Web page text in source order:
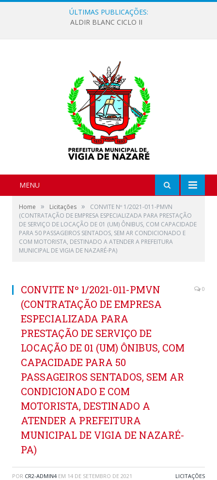
ÚLTIMAS PUBLICAÇÕES:
ALDIR BLANC CICLO II
MENU
Home » Licitações »
CONVITE Nº 1/2021-011-PMVN
(CONTRATAÇÃO DE EMPRESA ESPECIALIZADA PARA PRESTAÇÃO
DE SERVIÇO DE LOCAÇÃO DE 01 (UM) ÔNIBUS, COM CAPACIDADE
PARA 50 PASSAGEIROS SENTADOS, SEM AR CONDICIONADO E
COM MOTORISTA, DESTINADO A ATENDER A PREFEITURA
MUNICIPAL DE VIGIA DE NAZARÉ-PA)
CONVITE Nº 1/2021-011-PMVN
(CONTRATAÇÃO DE EMPRESA
ESPECIALIZADA PARA
PRESTAÇÃO DE SERVIÇO DE
LOCAÇÃO DE 01 (UM) ÔNIBUS, COM
CAPACIDADE PARA 50
PASSAGEIROS SENTADOS, SEM AR
CONDICIONADO E COM
MOTORISTA, DESTINADO A
ATENDER A PREFEITURA
MUNICIPAL DE VIGIA DE NAZARÉ-
PA)
0
POR CR2-ADMIN4 EM 14 DE SETEMBRO DE 2021 LICITAÇÕES